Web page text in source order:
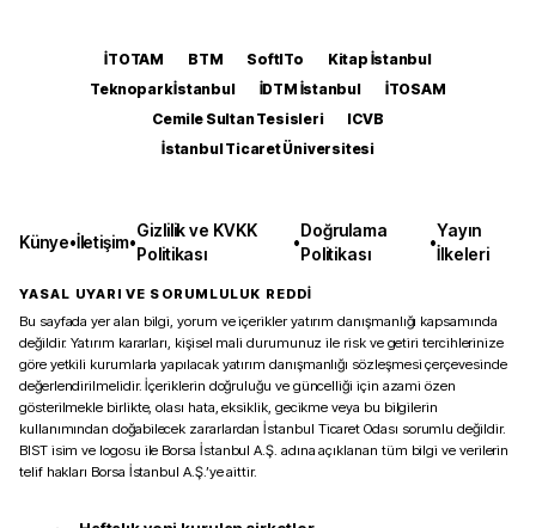
İTOTAM BTM SoftITo
Kitap İstanbul
Teknopark İstanbul
İDTM İstanbul
İTOSAM
Cemile Sultan Tesisleri
ICVB
İstanbul Ticaret Üniversitesi
Künye•İletişim•
Gizlilik ve KVKK
Politikası
•
Doğrulama
Politikası
•
Yayın
İlkeleri
YASAL UYARI VE SORUMLULUK REDDİ
Bu sayfada yer alan bilgi, yorum ve içerikler yatırım danışmanlığı kapsamında
değildir. Yatırım kararları, kişisel mali durumunuz ile risk ve getiri tercihlerinize
göre yetkili kurumlarla yapılacak yatırım danışmanlığı sözleşmesi çerçevesinde
değerlendirilmelidir. İçeriklerin doğruluğu ve güncelliği için azami özen
gösterilmekle birlikte, olası hata, eksiklik, gecikme veya bu bilgilerin
kullanımından doğabilecek zararlardan İstanbul Ticaret Odası sorumlu değildir.
BIST isim ve logosu ile Borsa İstanbul A.Ş. adına açıklanan tüm bilgi ve verilerin
telif hakları Borsa İstanbul A.Ş.’ye aittir.